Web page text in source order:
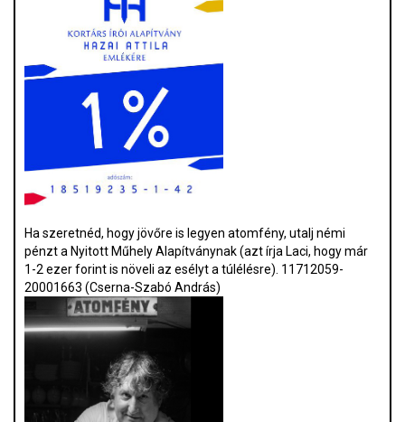
Ha szeretnéd, hogy jövőre is legyen atomfény, utalj némi
pénzt a Nyitott Műhely Alapítványnak (azt írja Laci, hogy már
1-2 ezer forint is növeli az esélyt a túlélésre). 11712059-
20001663 (Cserna-Szabó András)